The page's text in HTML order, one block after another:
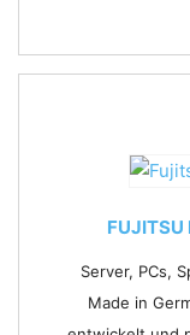
FUJITSU
Server, PCs,
Made in